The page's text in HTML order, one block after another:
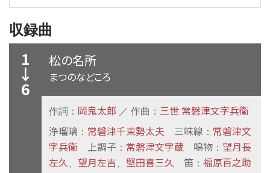
収録曲
1
↓
6
松の名所
まつのなどころ
作詞： 岡鬼太郎 ／ 作曲： 三世 常磐津文字兵衛
浄瑠璃 ： 常磐津千東勢太夫 三味線 ： 常磐津文
字兵衛
上調子 ： 常磐津文字蔵 鳴物 ： 望月長
左久
望月左吉 堅田喜三久 笛 ： 福原百之助